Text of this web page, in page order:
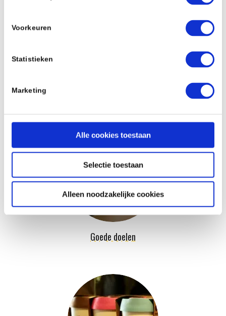
Voorkeuren
Statistieken
Marketing
Alle cookies toestaan
Selectie toestaan
Alleen noodzakelijke cookies
Goede doelen